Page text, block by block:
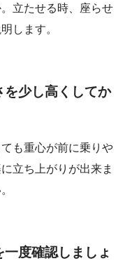
立たせる時、座らせ
します。
を少し高くしてか
も重心が前に乗りや
立ち上がりが出来ま
度確認しましょ